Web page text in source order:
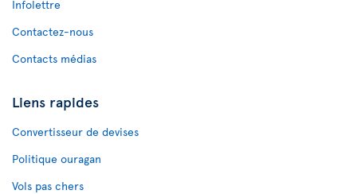
Infolettre
Contactez-nous
Contacts médias
Liens rapides
Convertisseur de devises
Politique ouragan
Vols pas chers